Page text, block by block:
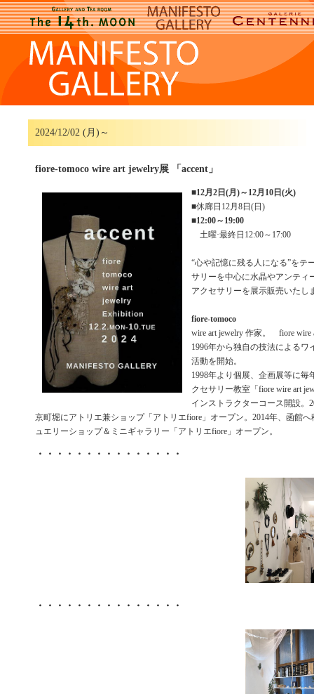
2024/12/02 (月)～
fiore-tomoco wire art jewelry展 「accent」
■12月2日(月)～12月10日(火)
■休廊日12月8日(日)
■12:00～19:00
土曜·最終日12:00～17:00
“心や記憶に残る人になる”をテ
サリーを中心に水晶やアンティ
アクセサリーを展示販売いたし
fiore-tomoco
wire art jewelry 作家。 fiore wire
1996年から独自の技法によるワ
活動を開始。
1998年より個展、企画展等に毎
クセサリー教室「fiore wire art
インストラクターコース開設。
京町堀にアトリエ兼ショップ「アトリエfiore」オープン。2014年、函館
ュエリーショップ＆ミニギャラリー「アトリエfiore」オープン。
・・・・・・・・・・・・・・・
・・・・・・・・・・・・・・・